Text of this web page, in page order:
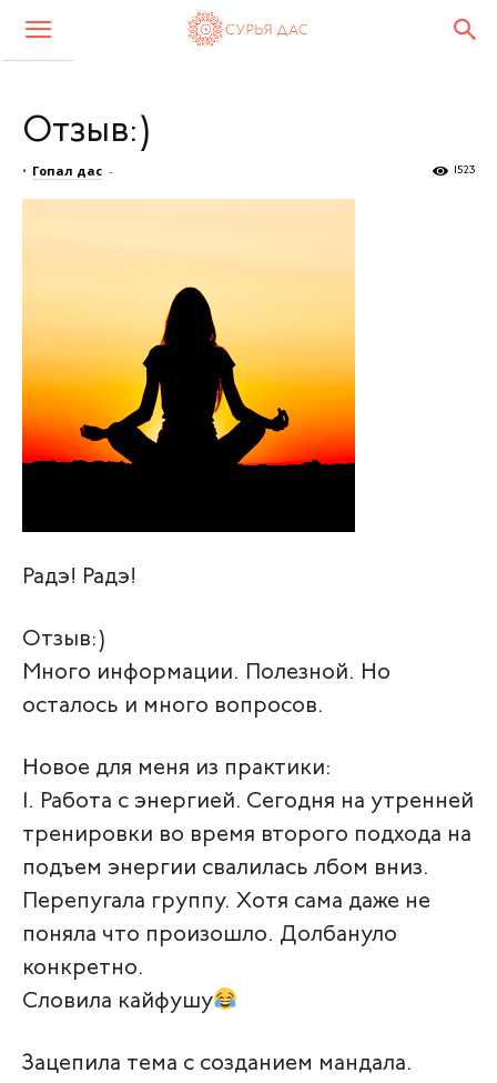
Отзыв:)
• Гопал дас - 1523
Радэ! Радэ!
Отзыв:)
Много информации. Полезной. Но
осталось и много вопросов.
Новое для меня из практики:
1. Работа с энергией. Сегодня на утренней
тренировки во время второго подхода на
подъем энергии свалилась лбом вниз.
Перепугала группу. Хотя сама даже не
поняла что произошло. Долбануло
конкретно.
Словила кайфушу
Зацепила тема с созданием мандала.